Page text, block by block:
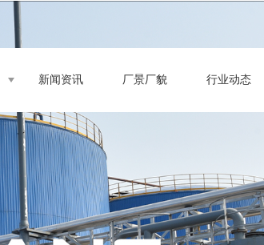
新闻资讯 厂景厂貌 行业动态